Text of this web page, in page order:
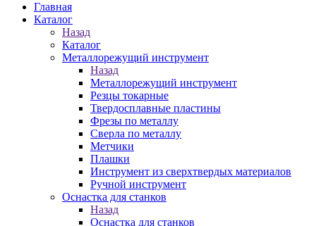
Главная
Каталог
Назад
Каталог
Металлорежущий инструмент
Назад
Металлорежущий инструмент
Резцы токарные
Твердосплавные пластины
Фрезы по металлу
Сверла по металлу
Метчики
Плашки
Инструмент из сверхтвердых материалов
Ручной инструмент
Оснастка для станков
Назад
Оснастка для станков